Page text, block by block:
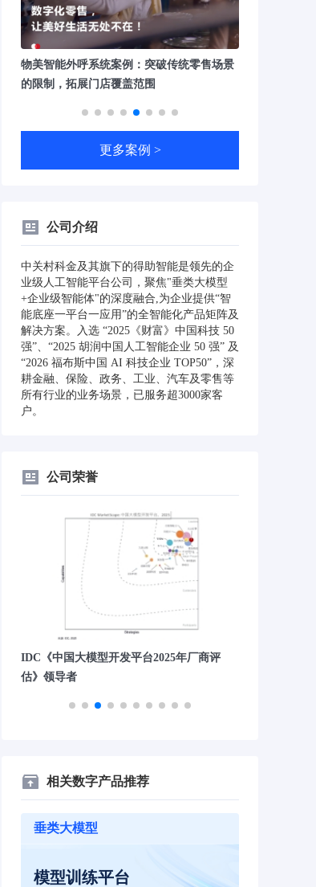
物美智能外呼系统案例：突破传统零售场景
的限制，拓展门店覆盖范围
更多案例 >
公司介绍
中关村科金及其旗下的得助智能是领先的企
业级人工智能平台公司，聚焦"垂类大模型
+企业级智能体"的深度融合,为企业提供“智
能底座一平台一应用”的全智能化产品矩阵及
解决方案。入选 “2025《财富》中国科技 50
强”、“2025 胡润中国人工智能企业 50 强” 及
“2026 福布斯中国 AI 科技企业 TOP50”，深
耕金融、保险、政务、工业、汽车及零售等
所有行业的业务场景，已服务超3000家客
户。
公司荣誉
IDC《中国大模型开发平台2025年厂商评
估》领导者
相关数字产品推荐
垂类大模型
模型训练平台